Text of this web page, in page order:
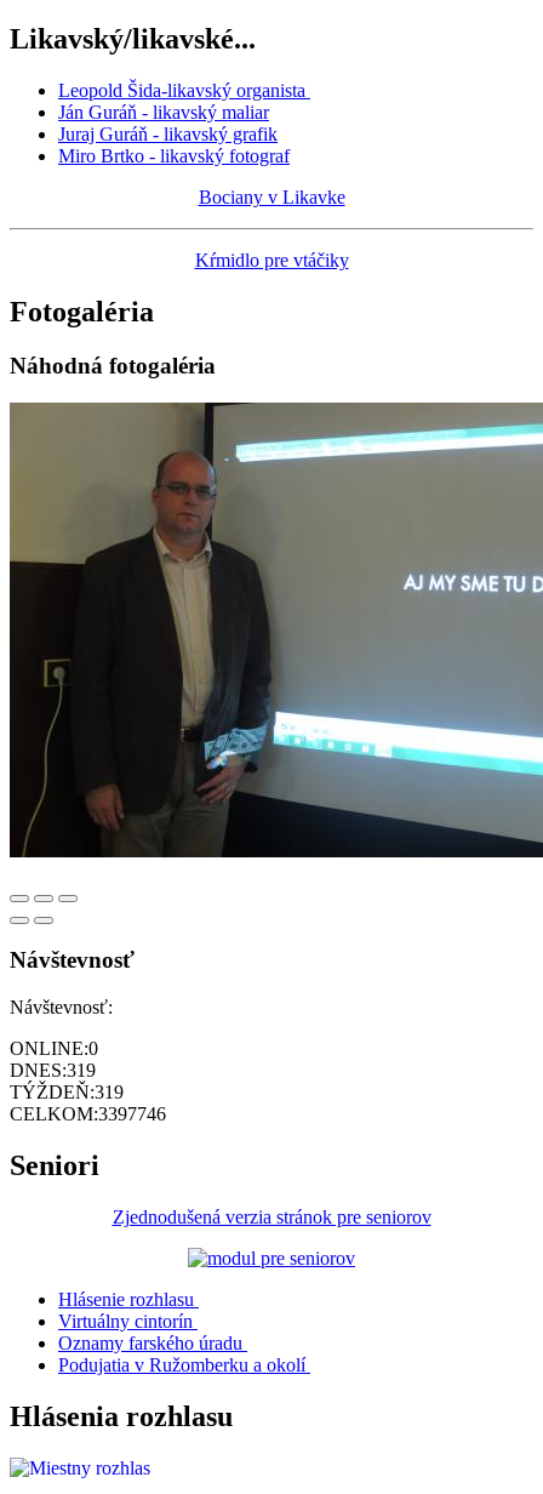
Likavský/likavské...
Leopold Šida-likavský organista
Ján Guráň - likavský maliar
Juraj Guráň - likavský grafik
Miro Brtko - likavský fotograf
Bociany v Likavke
Kŕmidlo pre vtáčiky
Fotogaléria
Náhodná fotogaléria
Návštevnosť
Návštevnosť:
ONLINE:0
DNES:319
TÝŽDEŇ:319
CELKOM:3397746
Seniori
Zjednodušená verzia stránok pre seniorov
Hlásenie rozhlasu
Virtuálny cintorín
Oznamy farského úradu
Podujatia v Ružomberku a okolí
Hlásenia rozhlasu